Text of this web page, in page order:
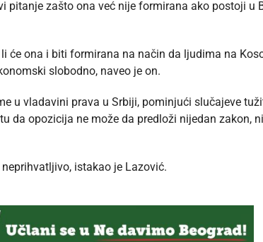
pitanje zašto ona već nije formirana ako postoji u
će ona i biti formirana na način da ljudima na
slobodno, naveo je on.
u vladavini prava u Srbiji, pominjući slučajeve
da opozicija ne može da predloži nijedan zakon,
istakao je Lazović.